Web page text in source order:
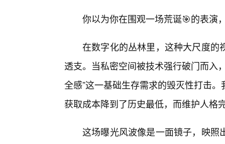
你以为你在围观一场荒诞🎯的表演
在数字化的丛林里，这种大尺度的
透支。当私密空间被技术强行破门而入
全感”这一基础生存需求的毁灭性打击
获取成本降到了历史最低，而维护人格
这场曝光风波像是一面镜子，映照